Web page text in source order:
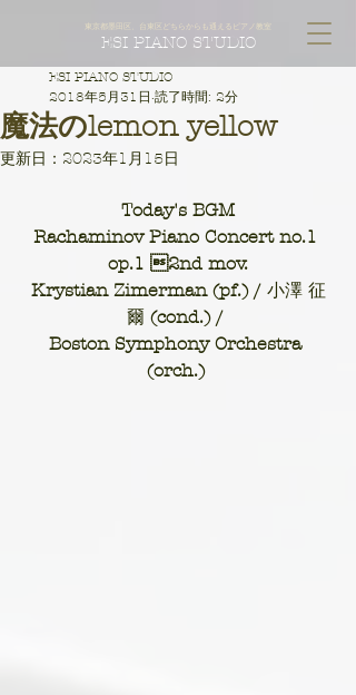
東京都墨田区、台東区どちらからも通えるピアノ教室
ESI PIANO STUDIO
魔法のlemon yellow
ESI PIANO STUDIO
2018年5月31日 読了時間: 2分
更新日： 2023年1月15日
Today's BGM
Rachaminov Piano Concert no.1
op.1 2nd mov.
Krystian Zimerman (pf.) / 小澤 征
爾 (cond.) /
Boston Symphony Orchestra
(orch.)